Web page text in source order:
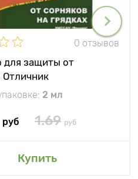
0 отзывов
для защиты от
Отличник
2 мл
руб 1.69 руб
Купить